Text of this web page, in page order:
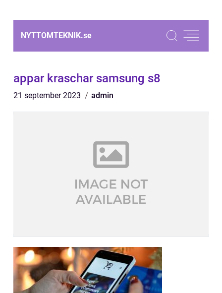
NYTTOMTEKNIK.se
appar kraschar samsung s8
21 september 2023 admin